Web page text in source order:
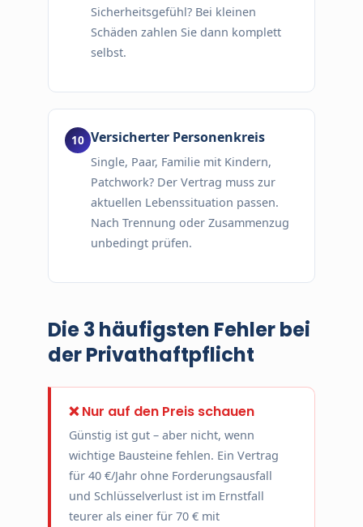
Sicherheitsgefühl? Bei kleinen
Schäden zahlen Sie dann komplett
selbst.
Versicherter Personenkreis
Single, Paar, Familie mit Kindern,
Patchwork? Der Vertrag muss zur
aktuellen Lebenssituation passen.
Nach Trennung oder Zusammenzug
unbedingt prüfen.
Die 3 häufigsten Fehler bei
der Privathaftpflicht
❌ Nur auf den Preis schauen
Günstig ist gut – aber nicht, wenn
wichtige Bausteine fehlen. Ein Vertrag
für 40 €/Jahr ohne Forderungsausfall
und Schlüsselverlust ist im Ernstfall
teurer als einer für 70 € mit